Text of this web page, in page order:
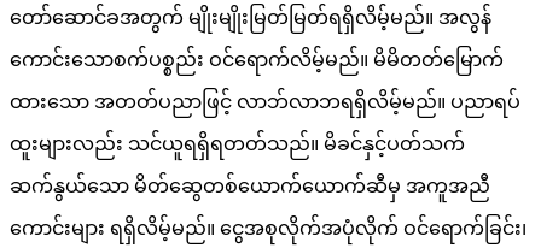
တော်ဆောင်ခအတွက် မျိုးမျိုးမြတ်မြတ်ရရှိလိမ့်မည်။ အလွန်
ကောင်းသောစက်ပစ္စည်း ဝင်ရောက်လိမ့်မည်။ မိမိတတ်မြောက်
ထားသော အတတ်ပညာဖြင့် လာဘ်လာဘရရှိလိမ့်မည်။ ပညာရပ်
ထူးများလည်း သင်ယူရရှိရတတ်သည်။ မိခင်နှင့်ပတ်သက်
ဆက်နွယ်သော မိတ်ဆွေတစ်ယောက်ယောက်ဆီမှ အကူအညီ
ကောင်းများ ရရှိလိမ့်မည်။ ငွေအစုလိုက်အပုံလိုက် ဝင်ရောက်ခြင်း၊